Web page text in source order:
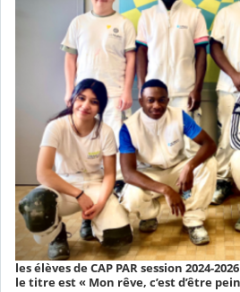
les élèves de CAP PAR session 2024-
le titre est « Mon rêve, c’est d’être